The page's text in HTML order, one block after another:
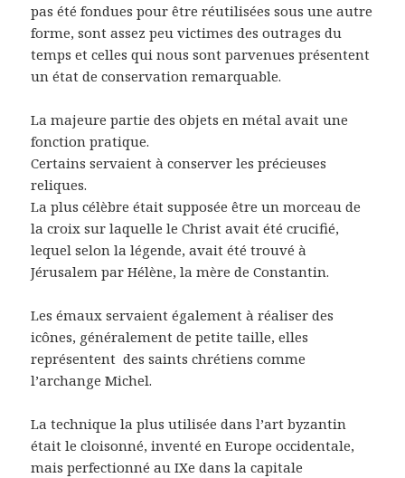
pas été fondues pour être réutilisées sous une autre
forme, sont assez peu victimes des outrages du
temps et celles qui nous sont parvenues présentent
un état de conservation remarquable.
La majeure partie des objets en métal avait une
fonction pratique.
Certains servaient à conserver les précieuses
reliques.
La plus célèbre était supposée être un morceau de
la croix sur laquelle le Christ avait été crucifié,
lequel selon la légende, avait été trouvé à
Jérusalem par Hélène, la mère de Constantin.
Les émaux servaient également à réaliser des
icônes, généralement de petite taille, elles
représentent des saints chrétiens comme
l’archange Michel.
La technique la plus utilisée dans l’art byzantin
était le cloisonné, inventé en Europe occidentale,
mais perfectionné au IXe dans la capitale